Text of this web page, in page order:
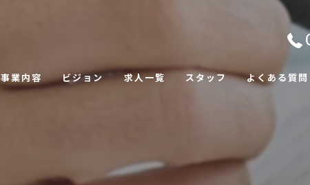
事業内容 ビジョン 求人一覧 スタッフ よくある質問